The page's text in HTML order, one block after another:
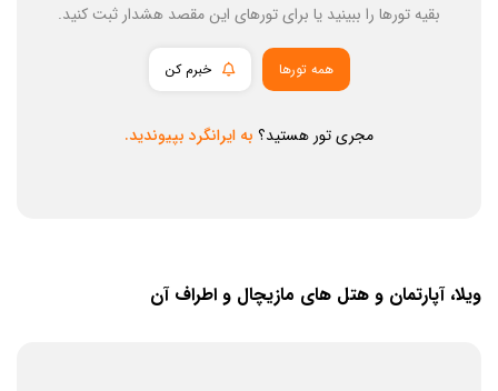
بقیه تورها را ببینید یا برای تورهای این مقصد هشدار ثبت کنید.
همه تورها خبرم کن
مجری تور هستید؟ به ایرانگرد بپیوندید.
ویلا، آپارتمان و هتل های مازیچال و اطراف آن